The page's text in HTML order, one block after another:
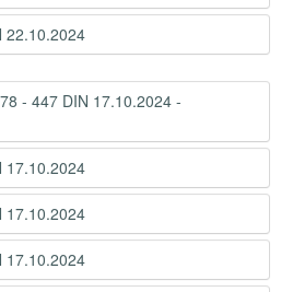
22.10.2024
- 447 DIN 17.10.2024 -
17.10.2024
17.10.2024
17.10.2024